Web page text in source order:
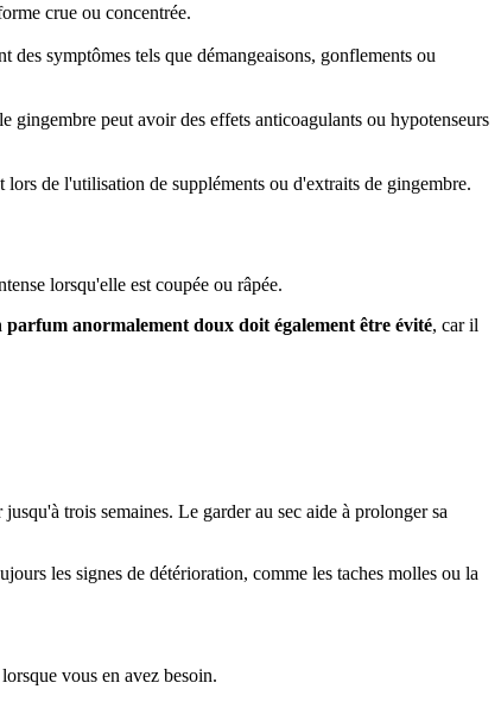
crue ou concentrée.
des symptômes tels que démangeaisons, gonflements ou
gingembre peut avoir des effets anticoagulants ou hypotenseurs
de l'utilisation de suppléments ou d'extraits de gingembre.
lorsqu'elle est coupée ou râpée.
anormalement doux doit également être évité, car il
jusqu'à trois semaines. Le garder au sec aide à prolonger sa
les signes de détérioration, comme les taches molles ou la
vous en avez besoin.